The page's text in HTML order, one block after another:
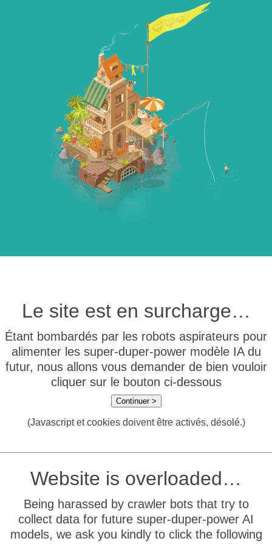
Le site est en surcharge…
Étant bombardés par les robots aspirateurs pour
alimenter les super-duper-power modèle IA du
futur, nous allons vous demander de bien vouloir
cliquer sur le bouton ci-dessous
Continuer >
(Javascript et cookies doivent être activés, désolé.)
Website is overloaded…
Being harassed by crawler bots that try to
collect data for future super-duper-power AI
models, we ask you kindly to click the following